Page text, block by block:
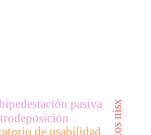
de usabilidad
pasiva